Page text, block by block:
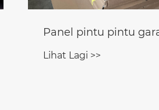
Sesuaikan pintu garaj
Lihat Lagi >>